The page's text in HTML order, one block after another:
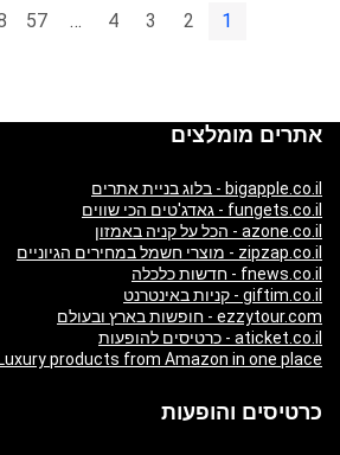
1
2
3
4
…
57
אתרים מומלצים
bigapple.co.il - בלוג בניית אתרים
fungets.co.il - גאדג'טים הכי שווים
azone.co.il - הכל על קניה באמזון
zipzap.co.il - מוצרי חשמל במחירים הגיוניים
fnews.co.il - חדשות כלכלה
giftim.co.il - קניות באינטרנט
ezzytour.com - חופשות בארץ ובעולם
aticket.co.il - כרטיסים להופעות
products from Amazon in one place
כרטיסים והופעות